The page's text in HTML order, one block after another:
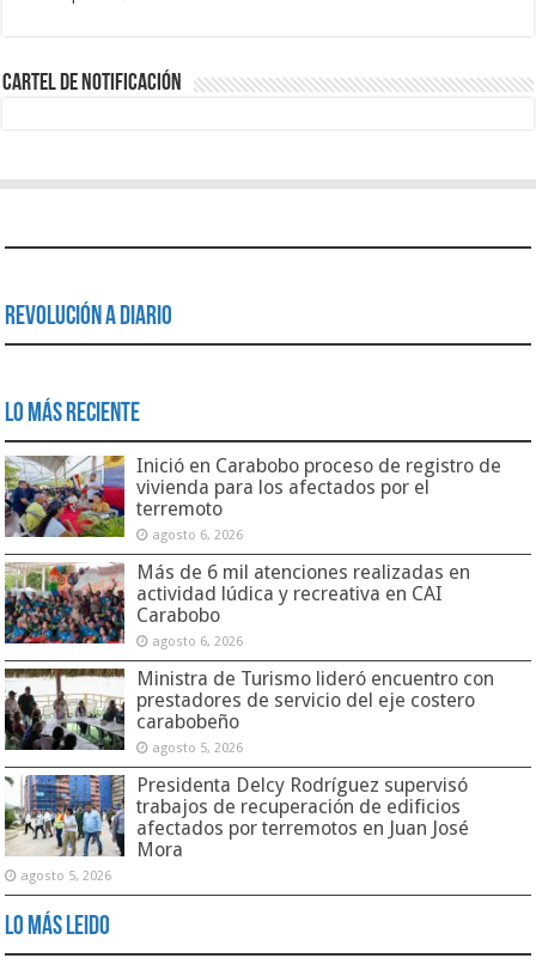
Cartel de Notificación
Revolución a Diario
Lo Más Reciente
Inició en Carabobo proceso de registro de
vivienda para los afectados por el
terremoto
agosto 6, 2026
Más de 6 mil atenciones realizadas en
actividad lúdica y recreativa en CAI
Carabobo
agosto 6, 2026
Ministra de Turismo lideró encuentro con
prestadores de servicio del eje costero
carabobeño
agosto 5, 2026
Presidenta Delcy Rodríguez supervisó
trabajos de recuperación de edificios
afectados por terremotos en Juan José
Mora
agosto 5, 2026
Lo Más Leido